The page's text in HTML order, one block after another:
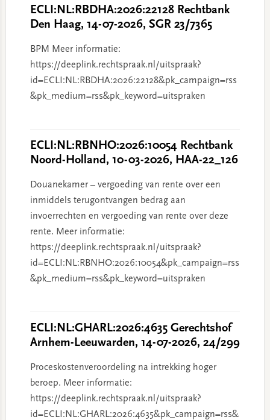
ECLI:NL:RBDHA:2026:22128 Rechtbank
Den Haag, 14-07-2026, SGR 23/7365
BPM Meer informatie:
https://deeplink.rechtspraak.nl/uitspraak?
id=ECLI:NL:RBDHA:2026:22128&pk_campaign=rss
&pk_medium=rss&pk_keyword=uitspraken
ECLI:NL:RBNHO:2026:10054 Rechtbank
Noord-Holland, 10-03-2026, HAA-22_126
Douanekamer – vergoeding van rente over een
inmiddels terugontvangen bedrag aan
invoerrechten en vergoeding van rente over deze
rente. Meer informatie:
https://deeplink.rechtspraak.nl/uitspraak?
id=ECLI:NL:RBNHO:2026:10054&pk_campaign=rss
&pk_medium=rss&pk_keyword=uitspraken
ECLI:NL:GHARL:2026:4635 Gerechtshof
Arnhem-Leeuwarden, 14-07-2026, 24/299
Proceskostenveroordeling na intrekking hoger
beroep. Meer informatie:
https://deeplink.rechtspraak.nl/uitspraak?
id=ECLI:NL:GHARL:2026:4635&pk_campaign=rss&